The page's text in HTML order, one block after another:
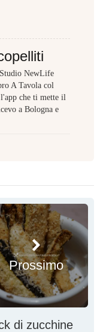
NewLife
A Tavola col
che ti mette il
a Bologna e
Prossimo
di zucchine